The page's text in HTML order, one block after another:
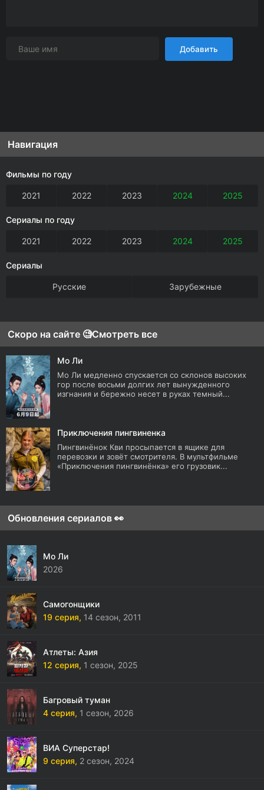
Добавить
Навигация
Фильмы по году
2021 2022 2023 2024 2025
Сериалы по году
2021 2022 2023 2024 2025
Сериалы
Русские Зарубежные
Скоро на сайте 🧐Смотреть все
Мо Ли
Мо Ли медленно спускается со склонов высоких
гор после восьми долгих лет вынужденного
изгнания и бережно несет в руках темный...
Приключения пингвиненка
Пингвинёнок Кви просыпается в ящике для
перевозки и зовёт смотрителя. В мультфильме
«Приключения пингвинёнка» его грузовик...
Обновления сериалов 👀
Мо Ли
2026
Самогонщики
19 серия, 14 сезон, 2011
Атлеты: Азия
12 серия, 1 сезон, 2025
Багровый туман
4 серия, 1 сезон, 2026
ВИА Суперстар!
9 серия, 2 сезон, 2024